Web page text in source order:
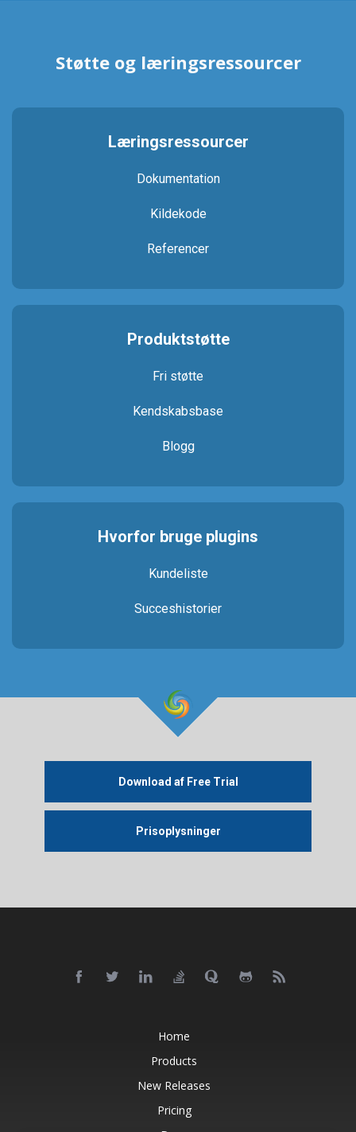
Støtte og læringsressourcer
Læringsressourcer
Dokumentation
Kildekode
Referencer
Produktstøtte
Fri støtte
Kendskabsbase
Blogg
Hvorfor bruge plugins
Kundeliste
Succeshistorier
Download af Free Trial
Prisoplysninger
Home
Products
New Releases
Pricing